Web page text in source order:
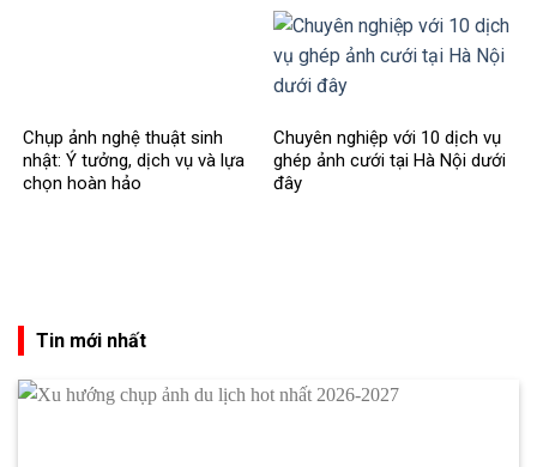
Chụp ảnh nghệ thuật sinh
nhật: Ý tưởng, dịch vụ và lựa
chọn hoàn hảo
Chuyên nghiệp với 10 dịch vụ
ghép ảnh cưới tại Hà Nội dưới
đây
Tin mới nhất